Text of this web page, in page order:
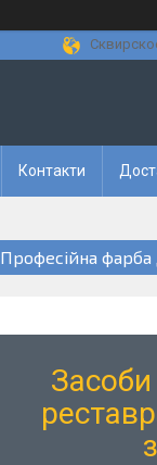
Контакти
Професійна фарба